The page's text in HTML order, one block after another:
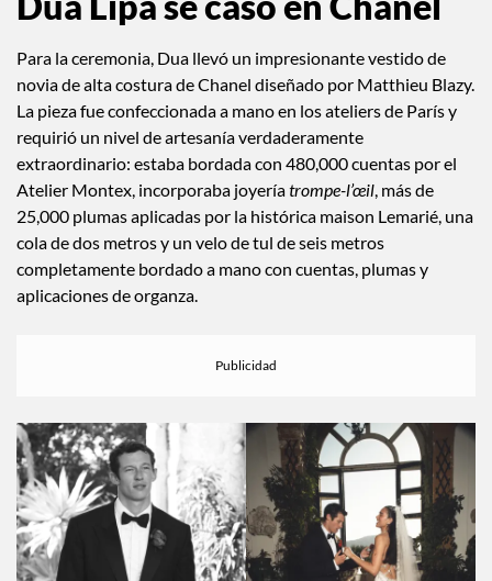
Dua Lipa se casó en Chanel
Para la ceremonia, Dua llevó un impresionante vestido de
novia de alta costura de Chanel diseñado por Matthieu Blazy.
La pieza fue confeccionada a mano en los ateliers de París y
requirió un nivel de artesanía verdaderamente
extraordinario: estaba bordada con 480,000 cuentas por el
Atelier Montex, incorporaba joyeríatrompe-l’œil, más de
25,000 plumas aplicadas por la histórica maison Lemarié, una
completamente bordado a mano con cuentas, plumas y